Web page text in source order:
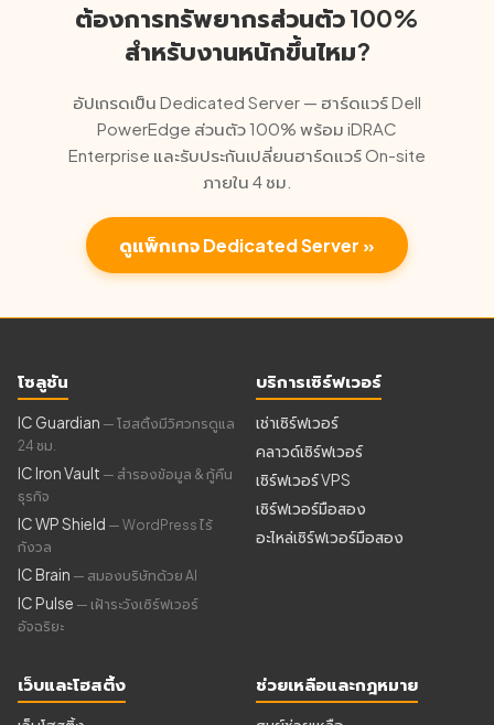
Enterprise
Hardware
Dell PowerEdge &
Network Security
Firewall & Traffic
Monitoring
Business
Team
บริการเพิ่มเติม
Hardware Firewall : ตัวเลือก
ผลกระทบจากเหตุการณ์ Storage ใดๆ รวมอยู่ใน
Cloud Server ทุก Plan ไม่มีค่าใช้จ่ายเพิ่ม
Redundancy เป็นอิสระ: หากเส้นทาง Storage
หนึ่งล้มเหลว เส้นทางสำรองทำงานทันที วิศวกร
On-site ที่ CAT-IDC ไทย Monitor Cluster
สำหรับสถานการณ์ที่ระบบอัตโนมัติ Flag ไว้
ต้องการทรัพยากรส่วนตัว 100%
สำหรับงานหนักขึ้นไหม?
อัปเกรดเป็น Dedicated Server — ฮาร์ดแวร์ Dell
PowerEdge ส่วนตัว 100% พร้อม iDRAC
Enterprise และรับประกันเปลี่ยนฮาร์ดแวร์ On-site
ภายใน 4 ชม.
ดูแพ็กเกจ Dedicated Server »
โซลูชัน
IC Guardian — โฮสติ้งมีวิศวกรดูแล
24 ชม.
IC Iron Vault — สำรองข้อมูล & กู้คืน
ธุรกิจ
IC WP Shield — WordPress ไร้
กังวล
IC Brain — สมองบริษัทด้วย AI
IC Pulse — เฝ้าระวังเซิร์ฟเวอร์
อัจฉริยะ
บริการเซิร์ฟเวอร์
เช่าเซิร์ฟเวอร์
คลาวด์เซิร์ฟเวอร์
เซิร์ฟเวอร์ VPS
เซิร์ฟเวอร์มือสอง
อะไหล่เซิร์ฟเวอร์มือสอง
เว็บและโฮสติ้ง ช่วยเหลือและกฎหมาย